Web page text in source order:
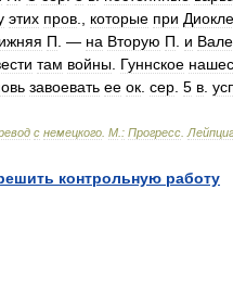
этих пров которые при
П . — на Вторую П и
там войны Гуннское
завоевать ее ок сер 5 в
с немецкого М : Прогресс
контрольную работу